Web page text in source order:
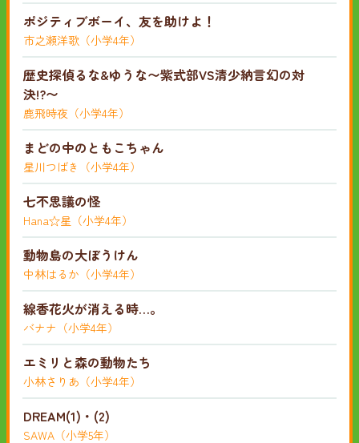
ポジティブボーイ、友を助けよ！
市之瀬洋歌（小学4年）
歴史探偵るな&ゆうな〜紫式部VS清少納言幻の対
決!?〜
鹿飛時夜（小学4年）
まどの中のともこちゃん
星川つばき（小学4年）
七不思議の怪
Hana☆星（小学4年）
動物島の大ぼうけん
中林はるか（小学4年）
線香花火が消える時…。
バナナ（小学4年）
エミリと森の動物たち
小林さりあ（小学4年）
DREAM(1)・(2)
SAWA（小学5年）